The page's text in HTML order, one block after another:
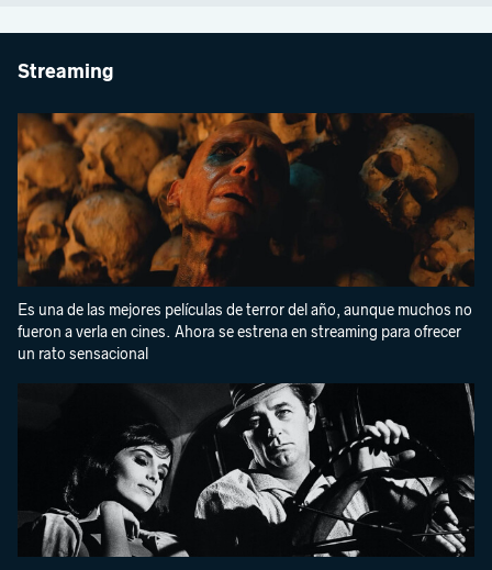
Streaming
Es una de las mejores películas de terror del año, aunque muchos no
fueron a verla en cines. Ahora se estrena en streaming para ofrecer
un rato sensacional